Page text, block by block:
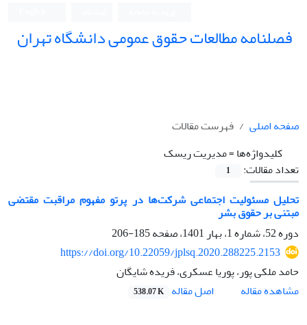
فصلنامه مطالعات حقوق عمومی دانشگاه تهران
صفحه اصلی
فهرست مقالات
کلیدواژه‌ها =مدیریت ریسک
تعداد مقالات:
1
تحلیل مسئولیت اجتماعی شرکت‌ها در پرتو مفهوم مراقبت مقتضی
مبتنی بر حقوق بشر
دوره 52، شماره 1، بهار 1401، صفحه
185-206
https://doi.org/10.22059/jplsq.2020.288225.2153
حامد ملکی پور، پوریا عسکری، فریده شایگان
مشاهده مقاله
اصل مقاله 538.07 K